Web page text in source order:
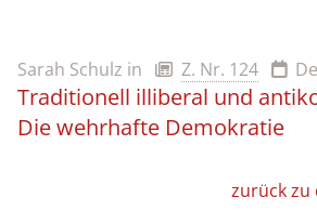
Sarah Schulz in Z. Nr. 124
Traditionell illiberal und
Die wehrhafte Demokratie
zurück zu